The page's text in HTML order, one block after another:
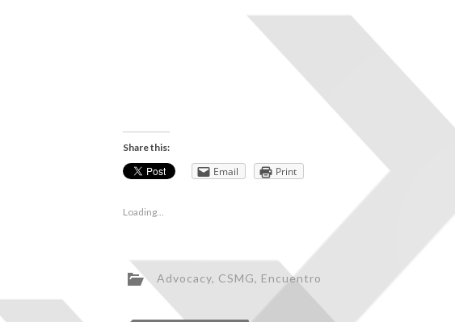
Share this:
Email Print
Loading...
Advocacy, CSMG, Encuentro